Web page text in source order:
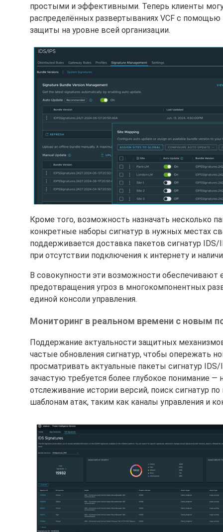
простыми и эффективными. Теперь клиенты
распределённых развертываниях VCF с помощью
защиты на уровне всей организации.
Кроме того, возможность назначать несколько
конкретные наборы сигнатур в нужных местах
поддерживается доставка пакетов сигнатур
при отсутствии подключения к интернету и
В совокупности эти возможности обеспечивают
предотвращения угроз в многокомпонентных
единой консоли управления.
Мониторинг в реальном времени с новым
Поддержание актуальности защитных
частые обновления сигнатур, чтобы опережать
просматривать актуальные пакеты сигнатур
зачастую требуется более глубокое понимание
отслеживание истории версий, поиск сигнатур
шаблонам атак, таким как каналы управления и